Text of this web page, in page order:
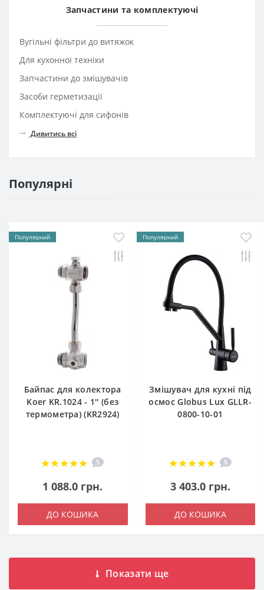
Запчастини та комплектуючі
Вугільні фільтри до витяжок
Для кухонної техніки
Запчастини до змішувачів
Засоби герметизації
Комплектуючі для сифонів
Дивитись всі
Популярні
Популярний
Байпас для колектора
Koer KR.1024 - 1'' (без
термометра) (KR2924)
5
1 088.0 грн.
ДО КОШИКА
Популярний
Змішувач для кухні під
осмос Globus Lux GLLR-
0800-10-01
5
3 403.0 грн.
ДО КОШИКА
Показати ще